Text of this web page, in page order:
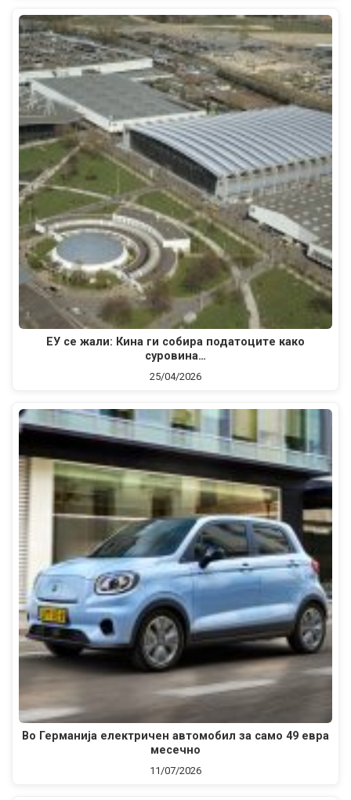
ЕУ се жали: Кина ги собира податоците како
суровина…
25/04/2026
Во Германија електричен автомобил за само 49 евра
месечно
11/07/2026